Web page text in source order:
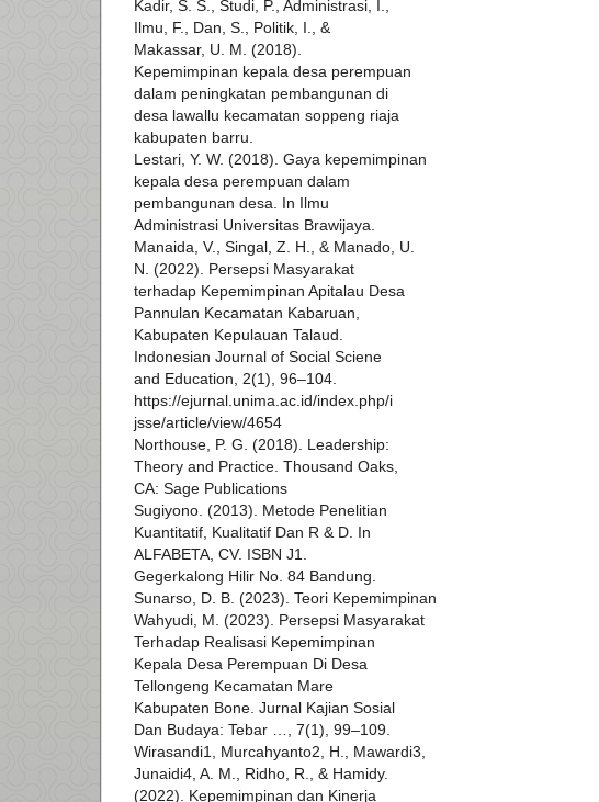
Kadir, S. S., Studi, P., Administrasi, I.,
Ilmu, F., Dan, S., Politik, I., &
Makassar, U. M. (2018).
Kepemimpinan kepala desa perempuan
dalam peningkatan pembangunan di
desa lawallu kecamatan soppeng riaja
kabupaten barru.
Lestari, Y. W. (2018). Gaya kepemimpinan
kepala desa perempuan dalam
pembangunan desa. In Ilmu
Administrasi Universitas Brawijaya.
Manaida, V., Singal, Z. H., & Manado, U.
N. (2022). Persepsi Masyarakat
terhadap Kepemimpinan Apitalau Desa
Pannulan Kecamatan Kabaruan,
Kabupaten Kepulauan Talaud.
Indonesian Journal of Social Sciene
and Education, 2(1), 96–104.
https://ejurnal.unima.ac.id/index.php/i
jsse/article/view/4654
Northouse, P. G. (2018). Leadership:
Theory and Practice. Thousand Oaks,
CA: Sage Publications
Sugiyono. (2013). Metode Penelitian
Kuantitatif, Kualitatif Dan R & D. In
ALFABETA, CV. ISBN J1.
Gegerkalong Hilir No. 84 Bandung.
Sunarso, D. B. (2023). Teori Kepemimpinan
Wahyudi, M. (2023). Persepsi Masyarakat
Terhadap Realisasi Kepemimpinan
Kepala Desa Perempuan Di Desa
Tellongeng Kecamatan Mare
Kabupaten Bone. Jurnal Kajian Sosial
Dan Budaya: Tebar …, 7(1), 99–109.
Wirasandi1, Murcahyanto2, H., Mawardi3,
Junaidi4, A. M., Ridho, R., & Hamidy.
(2022). Kepemimpinan dan Kinerja